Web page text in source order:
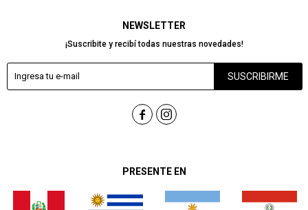
PRESENTE EN
NEWSLETTER
¡Suscribite y recibí todas nuestras novedades!
SUSCRIBIRME
 